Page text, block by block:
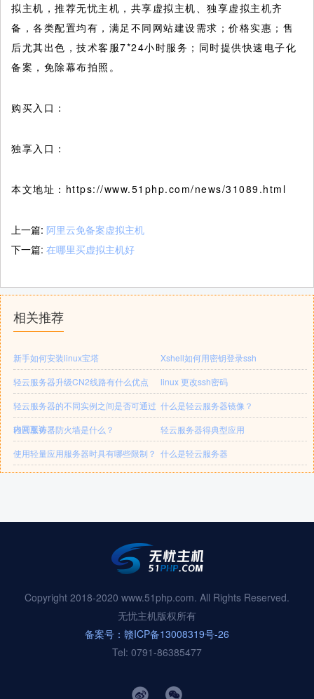
拟主机，推荐无忧主机，共享虚拟主机、独享虚拟主机齐
备，各类配置均有，满足不同网站建设需求；价格实惠；售
后尤其出色，技术客服7*24小时服务；同时提供快速电子化
备案，免除幕布拍照。
购买入口：
独享入口：
本文地址：https://www.51php.com/news/31089.html
上一篇: 阿里云免备案虚拟主机
下一篇: 在哪里买虚拟主机好
相关推荐
新手如何安装linux宝塔
Xshell如何用密钥登录ssh
轻云服务器升级CN2线路有什么优点
linux 更改ssh密码
轻云服务器的不同实例之间是否可通过
内网互访？
什么是轻云服务器镜像？
轻云服务器防火墙是什么？
轻云服务器得典型应用
使用轻量应用服务器时具有哪些限制？ 什么是轻云服务器
Copyright 2018-2020 www.51php.com. All Rights Reserved.
无忧主机版权所有
备案号：赣ICP备13008319号-26
Tel: 0791-86385477